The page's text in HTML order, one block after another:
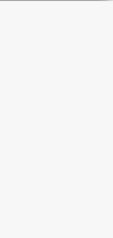
has occurred